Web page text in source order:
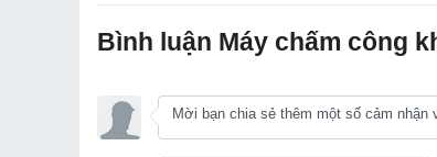
Bình luận Máy chấm công